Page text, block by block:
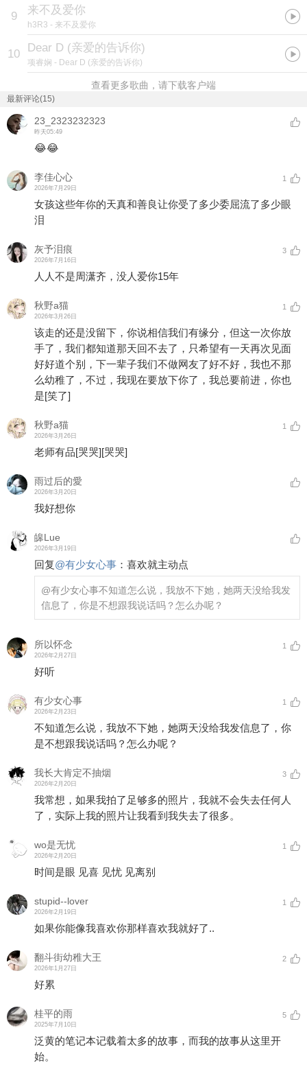
9 来不及爱你
h3R3 - 来不及爱你
10 Dear D (亲爱的告诉你)
项睿娴 - Dear D (亲爱的告诉你)
查看更多歌曲，请下载客户端
最新评论(15)
23_2323232323
昨天05:49
😂😂
李佳心心
2026年7月29日
1
女孩这些年你的天真和善良让你受了多少委屈流了多少眼
泪
灰予泪痕
2026年7月16日
3
人人不是周潇齐，没人爱你15年
秋野a猫
2026年3月26日
1
该走的还是没留下，你说相信我们有缘分，但这一次你放
手了，我们都知道那天回不去了，只希望有一天再次见面
好好道个别，下一辈子我们不做网友了好不好，我也不那
么幼稚了，不过，我现在要放下你了，我总要前进，你也
是[笑了]
秋野a猫
2026年3月26日
1
老师有品[哭哭][哭哭]
雨过后的愛
2026年3月20日
我好想你
皞Lue
2026年3月19日
回复@有少女心事 ： 喜欢就主动点
@有少女心事不知道怎么说，我放不下她，她两天没给我发
信息了，你是不想跟我说话吗？怎么办呢？
所以怀念
2026年2月27日
1
好听
有少女心事
2026年2月23日
1
不知道怎么说，我放不下她，她两天没给我发信息了，你
是不想跟我说话吗？怎么办呢？
我长大肯定不抽烟
2026年2月20日
3
我常想，如果我拍了足够多的照片，我就不会失去任何人
了，实际上我的照片让我看到我失去了很多。
wo是无忧
2026年2月20日
1
时间是眼 见喜 见忧 见离别
stupid--lover
2026年2月19日
1
如果你能像我喜欢你那样喜欢我就好了..
翻斗街幼稚大王
2026年1月27日
2
好累
桂平的雨
2025年7月10日
5
泛黄的笔记本记载着太多的故事，而我的故事从这里开
始。